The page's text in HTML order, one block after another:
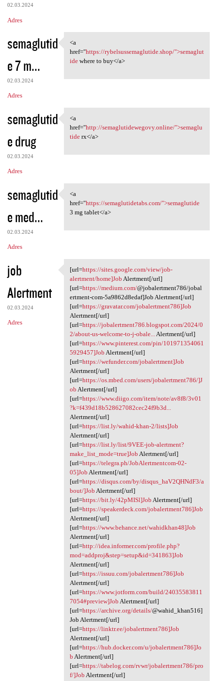
02.03.2024
Adres
semaglutid
e 7 m...
02.03.2024
Adres
<a href="https:/
<a
href="https://rybelsussemaglutide.shop/">semaglut
idewhere to buy</a>
semaglutid
e drug
02.03.2024
Adres
<a href="http:/
<a
href="http://semaglutidewegovy.online/">semaglu
tiderx</a>
semaglutid
e med...
02.03.2024
Adres
<a href="https:/
<a
href="https://semaglutidetabs.com/">semaglutide
3 mg tablet</a>
job
Alertment
02.03.2024
Adres
[url=https://sites.google.com
[url=https://sites.google.com/view/job-
alertment/home]Job Alertment[/url]
[url=https://medium.com/@jobalertment786/jobal
ertment-com-5a9862d8edaf]Job Alertment[/url]
[url=https://gravatar.com/jobalertment786]Job
Alertment[/url]
[url=https://jobalertment786.blogspot.com/2024/0
2/about-us-welcome-to-j-obale...
Alertment[/url]
[url=https://www.pinterest.com/pin/101971354061
5929457]Job Alertment[/url]
[url=https://wefunder.com/jobalertment]Job
Alertment[/url]
[url=https://os.mbed.com/users/jobalertment786/]J
ob Alertment[/url]
[url=https://www.diigo.com/item/note/av8f8/3v01
?k=f439d18b528627082cec24f9b3d...
Alertment[/url]
[url=https://list.ly/wahid-khan-2/lists]Job
Alertment[/url]
[url=https://list.ly/list/9VEE-job-alertment?
make_list_mode=true]Job Alertment[/url]
[url=https://telegra.ph/JobAlertmentcom-02-
05]Job Alertment[/url]
[url=https://disqus.com/by/disqus_haV2QHNdF3/a
bout/]Job Alertment[/url]
[url=https://bit.ly/42pMISl]Job Alertment[/url]
[url=https://speakerdeck.com/jobalertment786]Job
Alertment[/url]
[url=https://www.behance.net/wahidkhan48]Job
Alertment[/url]
[url=http://idea.informer.com/profile.php?
mod=addproj&step=setup&id=341863]Job
Alertment[/url]
[url=https://issuu.com/jobalertment786]Job
Alertment[/url]
[url=https://www.jotform.com/build/24035583811
7054#preview]Job Alertment[/url]
[url=https://archive.org/details/@wahid_khan516]
Job Alertment[/url]
[url=https://linktr.ee/jobalertment786]Job
Alertment[/url]
[url=https://hub.docker.com/u/jobalertment786]Jo
b Alertment[/url]
[url=https://tabelog.com/rvwr/jobalertment786/pro
f/]Job Alertment[/url]